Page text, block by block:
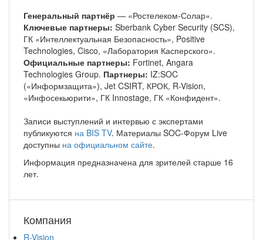
Генеральный партнёр — «Ростелеком-Солар».
Ключевые партнеры: Sberbank Cyber Security (SCS),
ГК «Интеллектуальная Безопасность», Positive
Technologies, Cisco, «Лаборатория Касперского».
Официальные партнеры: Fortinet, Angara
Technologies Group. Партнеры: IZ:SOC
(«Информзащита»), Jet CSIRT, КРОК, R-Vision,
«Инфосекьюрити», ГК Innostage, ГК «Конфидент».
Записи выступлений и интервью с экспертами
публикуются на BIS TV. Материалы SOC-Форум Live
доступны на официальном сайте.
Информация предназначена для зрителей старше 16
лет.
Компания
R-Vision